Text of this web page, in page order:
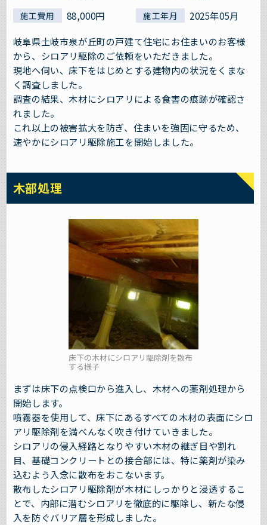
施工費用 88,000円 施工年月
2025年05月
岐阜県土岐市泉が丘町の戸建て住宅にお住まいのお客様
から、シロアリ駆除のご依頼をいただきました。
現地へ伺い、床下をはじめとする建物内の状況をくまな
く調査しました。
調査の結果、木材にシロアリによる食害の痕跡が確認さ
れました。
これ以上の被害拡大を防ぎ、住まいを強固に守るため、
速やかにシロアリ駆除施工を開始しました。
木部処理
床下の木材にシロアリ駆除剤を散布
する様子
まずは床下の点検口から進入し、木材への薬剤処理から
開始します。
噴霧器を使用して、床下にあるすべての木材の表面にシロ
アリ駆除剤を満べんなく吹き付けていきました。
シロアリの侵入経路となりやすい木材の継ぎ目や割れ
目、基礎コンクリートとの接合部には、特に薬剤が染み
込むよう入念に散布をおこないます。
散布したシロアリ駆除剤が木材にしっかりと浸透するこ
とで、内部に潜むシロアリを徹底的に駆除し、新たな侵
入を防ぐバリア層を形成しました。